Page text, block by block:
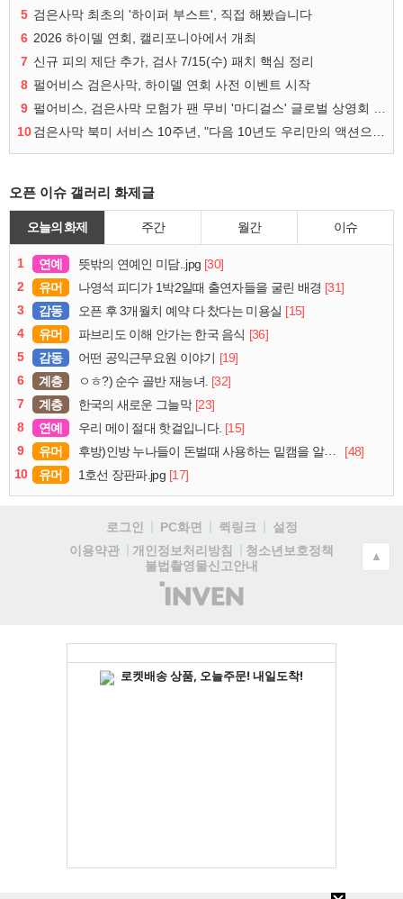
5 검은사막 최초의 '하이퍼 부스트', 직접 해봤습니다
6 2026 하이델 연회, 캘리포니아에서 개최
7 신규 피의 제단 추가, 검사 7/15(수) 패치 핵심 정리
8 펄어비스 검은사막, 하이델 연회 사전 이벤트 시작
9
10
오픈 이슈 갤러리 화제글
오늘의 화제 주간 월간 이슈
1 연예 뜻밖의 연예인 미담..jpg [30]
2
유머 나영석 피디가 1박2일때 출연자들을 굴린 배경 [31]
3
감동 오픈 후 3개월치 예약 다 찼다는 미용실 [15]
4
유머 파브리도 이해 안가는 한국 음식 [36]
5
감동 어떤 공익근무요원 이야기 [19]
6
계층 ㅇㅎ?) 순수 골반 재능녀. [32]
7
계층 한국의 새로운 그늘막 [23]
8
연예 우리 메이 절대 핫걸입니다. [15]
9
유머 후방)인방 누나들이 돈벌때 사용하는 밑캠을 알아보자
[48]
10
유머 1호선 장판파.jpg [17]
로그인 PC화면 퀵링크
설정
이용약관
개인정보처리방침
청소년보호정책
불법촬영물신고안내
(주)
인
▲